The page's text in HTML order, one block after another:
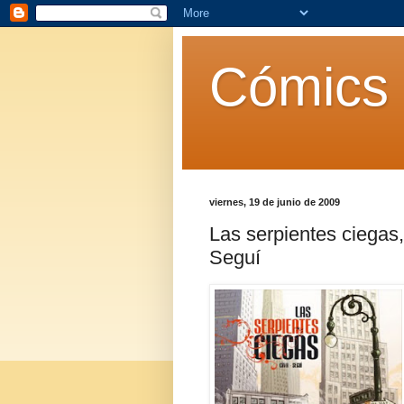
viernes, 19 de junio de 2009
Las serpientes
Seguí